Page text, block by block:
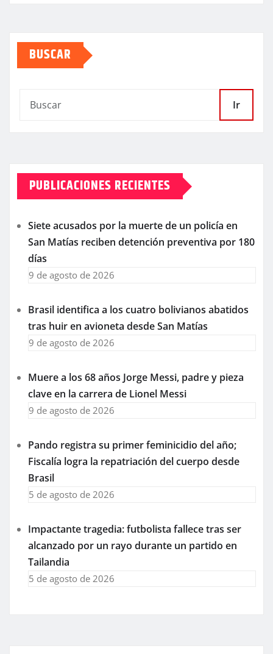
BUSCAR
Ir
PUBLICACIONES RECIENTES
Siete acusados por la muerte de un policía en
San Matías reciben detención preventiva por 180
días
9 de agosto de 2026
Brasil identifica a los cuatro bolivianos abatidos
tras huir en avioneta desde San Matías
9 de agosto de 2026
Muere a los 68 años Jorge Messi, padre y pieza
clave en la carrera de Lionel Messi
9 de agosto de 2026
Pando registra su primer feminicidio del año;
Fiscalía logra la repatriación del cuerpo desde
Brasil
5 de agosto de 2026
Impactante tragedia: futbolista fallece tras ser
alcanzado por un rayo durante un partido en
Tailandia
5 de agosto de 2026